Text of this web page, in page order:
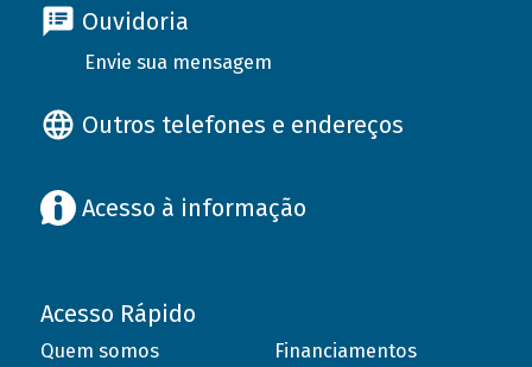
Ouvidoria
Envie sua mensagem
Outros telefones e endereços
Acesso à informação
Acesso Rápido
Quem somos
Financiamentos